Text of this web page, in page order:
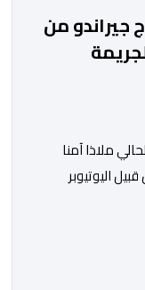
من
ملاذا آمنا
اليوتيوبر